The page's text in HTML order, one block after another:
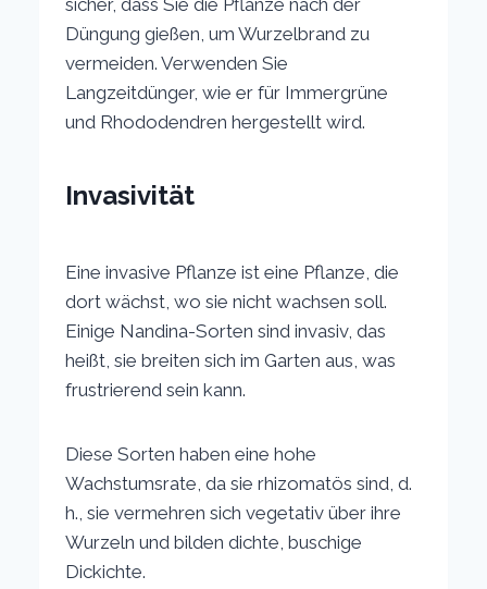
sicher, dass Sie die Pflanze nach der
Düngung gießen, um Wurzelbrand zu
vermeiden. Verwenden Sie
Langzeitdünger, wie er für Immergrüne
und Rhododendren hergestellt wird.
Invasivität
Eine invasive Pflanze ist eine Pflanze, die
dort wächst, wo sie nicht wachsen soll.
Einige Nandina-Sorten sind invasiv, das
heißt, sie breiten sich im Garten aus, was
frustrierend sein kann.
Diese Sorten haben eine hohe
Wachstumsrate, da sie rhizomatös sind, d.
h., sie vermehren sich vegetativ über ihre
Wurzeln und bilden dichte, buschige
Dickichte.